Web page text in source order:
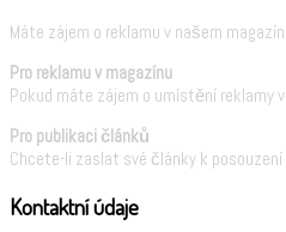
Máte zájem o reklamu v našem
Pro reklamu v magazínu
Pokud máte zájem o umístění reklamy
Pro publikaci článků
Chcete-li zaslat své články k
Kontaktní údaje